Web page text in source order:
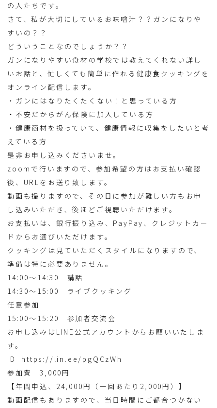
の人たちです。
さて、私が大切にしているお味噌汁？？ガンになりや
すいの？？
どういうことなのでしょうか？？
ガンになりやすい食材の学校では教えてくれない詳し
いお話と、忙しくても簡単に作れる健康食クッキングを
オンライン配信します。
・ガンにはなりたくたくない！と思っている方
・不安だからがん保険に加入している方
・健康商材を扱っていて、健康情報に収集をしたいと考
えている方
是非お申し込みくださいませ。
zoomで行いますので、参加希望の方はお支払い確認
後、URLをお送り致します。
動画も撮りますので、その日に参加が難しい方もお申
し込みいただき、後ほどご視聴いただけます。
お支払いは、銀行振り込み、PayPay、クレジットカー
ドからお選びいただけます。
クッキングは見ていただくスタイルになりますので、
準備は特に必要ありません。
14:00〜14:30 講話
14:30〜15:00 ライブクッキング
任意参加
15:00〜15:20 参加者交流会
お申し込みはLINE公式アカウントからお願いいたしま
す。
ID https://lin.ee/pgQCzWh
参加費 3,000円
【年間申込、24,000円（一回あたり2,000円）】
動画配信もありますので、当日時間にご都合つかない